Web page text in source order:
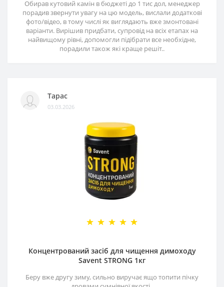
Обирав кутовий камін в бюджеті до 1 тис дол, менеджер
порадив звернути увагу на цю модель, вислали додаткові
фото/відео, в тому числі як виглядають вже змонтовані
варіанти. Вирішив придбати, супровід на всіх етапах на
найвищому рівні, допомогли підібрати все необхідне,
порадили також які краще решіт..
Тарас
03.03.2026
Концентрований засіб для чищення димоходу
Savent STRONG 1кг
Беру вже другу зиму, сильно виручає ящо топити пічку